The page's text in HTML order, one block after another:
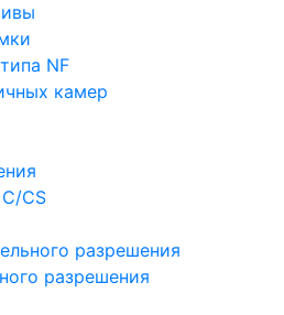
NF
камер
CS
разрешения
разрешения